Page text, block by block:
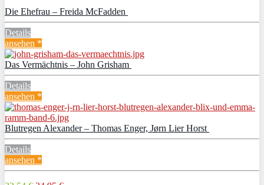
Die Ehefrau – Freida McFadden
Details
ansehen *
Das Vermächtnis – John Grisham
Details
ansehen *
Blutregen Alexander – Thomas Enger, Jørn Lier Horst
Details
ansehen *